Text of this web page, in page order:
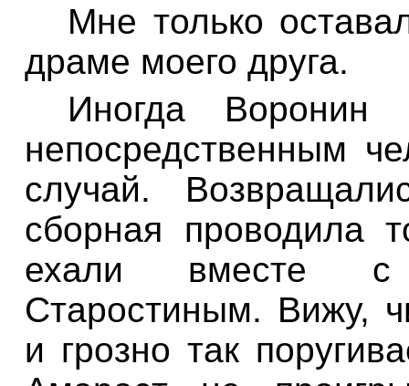
Мне только
драме моего друга.
Иногда
Воронин
непосредственным
случай.
сборная
проводила
ехали
вместе
с
Старостиным. Вижу,
и грозно так